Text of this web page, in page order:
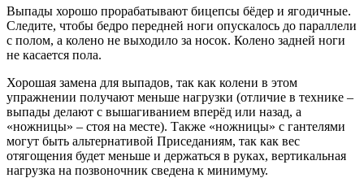
Выпады хорошо прорабатывают бицепсы бёдер и ягодичные.
Следите, чтобы бедро передней ноги опускалось до параллели
с полом, а колено не выходило за носок. Колено задней ноги
не касается пола.
Хорошая замена для выпадов, так как колени в этом
упражнении получают меньше нагрузки (отличие в технике –
выпады делают с вышагиванием вперёд или назад, а
«ножницы» – стоя на месте). Также «ножницы» с гантелями
могут быть альтернативой Приседаниям, так как вес
отягощения будет меньше и держаться в руках, вертикальная
нагрузка на позвоночник сведена к минимуму.